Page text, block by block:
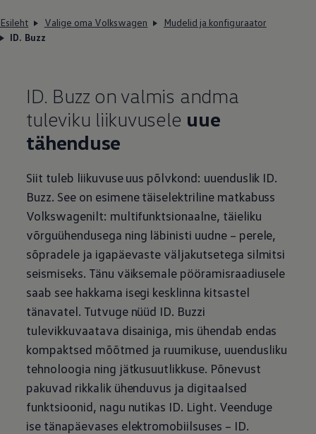
Esileht Valige oma Volkswagen
Mudelid ja konfiguraator
ID. Buzz
ID. Buzz on valmis andma
tuleviku liikuvusele uue
tähenduse
Siit tuleb liikuvuse uus põlvkond: uuenduslik ID.
Buzz. See on esimene täiselektriline matkabuss
Volkswagenilt: multifunktsionaalne, täieliku
võrguühendusega ning läbinisti uudne – perele,
sõpradele ja igapäevaste väljakutsetega silmitsi
seismiseks. Tänu väiksemale pööramisraadiusele
saab see hakkama isegi kesklinna kitsastel
tänavatel. Tutvuge nüüd ID. Buzzi
tulevikkuvaatava disainiga, mis ühendab endas
kompaktsed mõõtmed ja ruumikuse, uuendusliku
tehnoloogia ning jätkusuutlikkuse. Põnevust
pakuvad rikkalik ühenduvus ja digitaalsed
funktsioonid, nagu nutikas ID. Light. Veenduge
ise tänapäevases elektromobiilsuses – ID.